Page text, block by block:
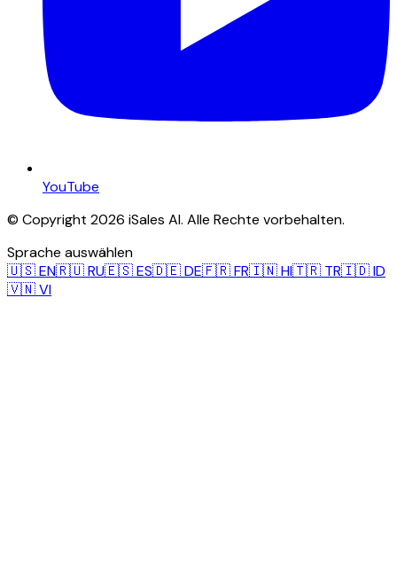
YouTube
© Copyright 2026 iSales AI. Alle Rechte vorbehalten.
Sprache auswählen
🇺🇸EN🇷🇺RU🇪🇸ES🇩🇪DE🇫🇷FR🇮🇳HI🇹🇷 TR🇮🇩ID
🇻🇳VI